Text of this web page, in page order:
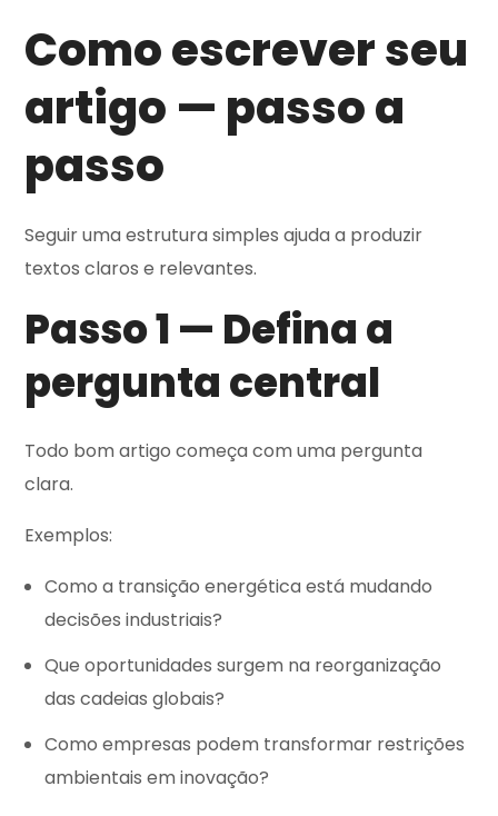
Como escrever seu
artigo — passo a
passo
Seguir uma estrutura simples ajuda a produzir
textos claros e relevantes.
Passo 1 — Defina a
pergunta central
Todo bom artigo começa com uma pergunta
clara.
Exemplos:
Como a transição energética está mudando
decisões industriais?
Que oportunidades surgem na reorganização
das cadeias globais?
Como empresas podem transformar restrições
ambientais em inovação?